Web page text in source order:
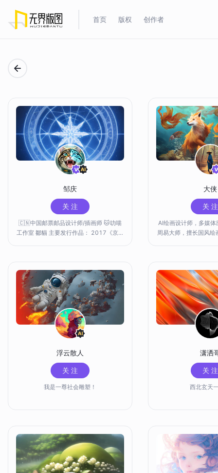
首页 版权 创作者
邹庆
关 注
🇨🇳中国邮票邮品设计师/插画师 🐱叻喵
工作室 鄒貓 主要发行作品： 2017《京津
注： 🔮AIGC探索 🤖模型训练 🎨数字美学
🔗加密艺术
大侠
关 注
AI绘画设计师，多媒
周易大师，擅长国风绘
白酒业AI绘画大赛一等
鱼AI
浮云散人
关 注
我是一尊社会雕塑！
潇洒
关 注
西北玄天